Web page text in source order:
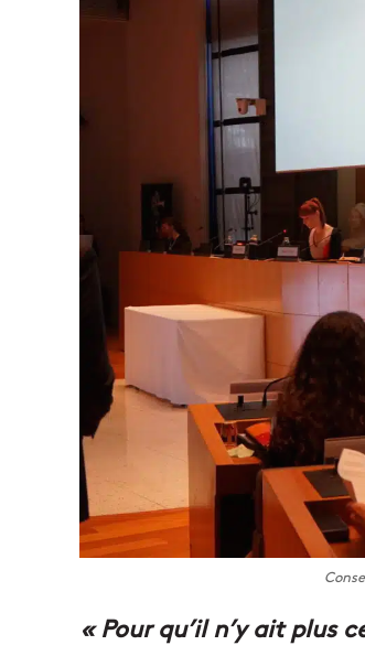
« Pour qu’il n’y ait plus